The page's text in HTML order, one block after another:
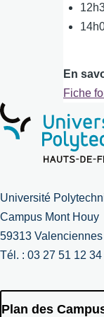
En
Fiche
Université
Campus Mont Houy
59313
Tél. : 03 27 51 12 34
Plan des